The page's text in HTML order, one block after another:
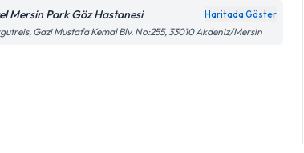
Mersin Park Göz Hastanesi Haritada Göster
Gazi Mustafa Kemal Blv. No:255, 33010 Akdeniz/Mersin